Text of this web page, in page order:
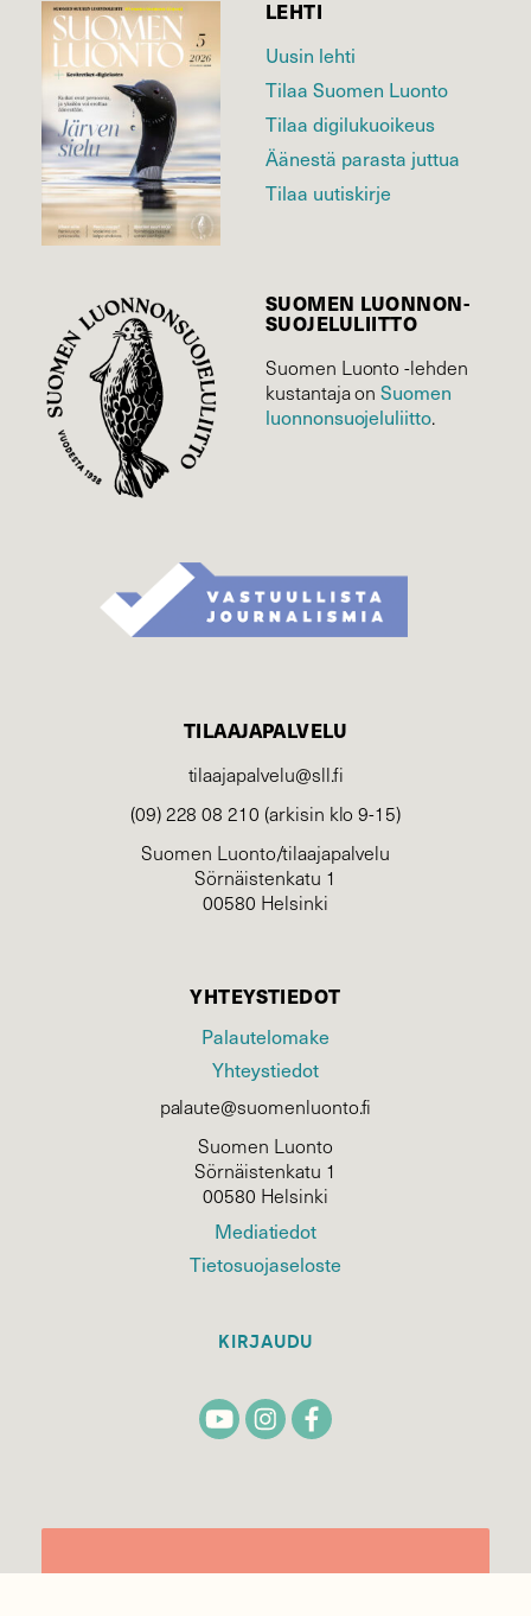
LEHTI
Uusin lehti
Tilaa Suomen Luonto
Tilaa digilukuoikeus
Äänestä parasta juttua
Tilaa uutiskirje
SUOMEN LUONNON­
SUOJELU­LIITTO
Suomen Luonto -lehden
kustantaja onSuomen
luonnonsuojelu­liitto.
TILAAJAPALVELU
tilaajapalvelu@sll.fi
(09) 228 08 210 (arkisin klo 9-15)
Suomen Luonto/tilaajapalvelu
Sörnäistenkatu 1
00580 Helsinki
YHTEYSTIEDOT
Palautelomake
Yhteystiedot
palaute@suomenluonto.fi
Suomen Luonto
Sörnäistenkatu 1
00580 Helsinki
Mediatiedot
Tietosuojaseloste
KIRJAUDU